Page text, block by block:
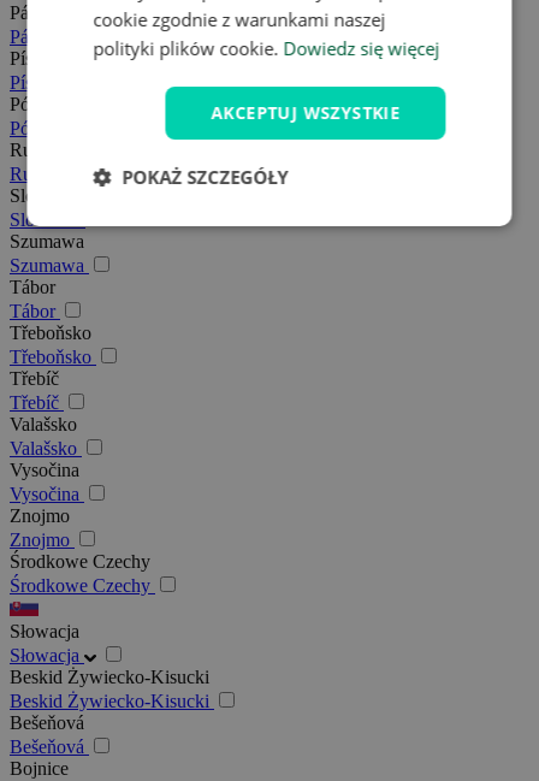
Pálava
Pálava
Písek
Písek
Północne Morawy
Północne Morawy
Rudawy
Rudawy
Slovácko
Slovácko
Szumawa
Szumawa
Tábor
Tábor
Třeboňsko
Třeboňsko
Třebíč
Třebíč
Valašsko
Valašsko
Vysočina
Vysočina
Znojmo
Znojmo
Środkowe Czechy
Środkowe Czechy
Słowacja
Słowacja
Beskid Żywiecko-Kisucki
Beskid Żywiecko-Kisucki
Bešeňová
Bešeňová
Bojnice
cookie zgodnie z warunkami naszej
polityki plików cookie. Dowiedz się więcej
AKCEPTUJ WSZYSTKIE
POKAŻ SZCZEGÓŁY